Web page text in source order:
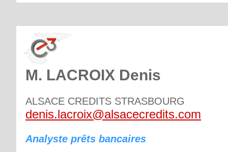
M. LACROIX Denis
ALSACE CREDITS STRASBOURG
denis.lacroix@alsacecredits.com
Analyste prêts bancaires